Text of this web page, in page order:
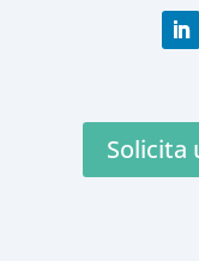
Solicita